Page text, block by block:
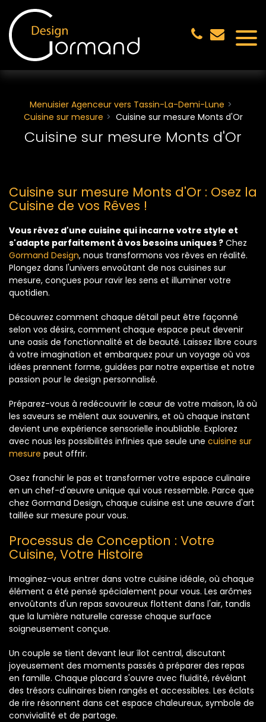
Menuisier Agenceur vers Tassin-La-Demi-Lune
Cuisine sur mesure
Cuisine sur mesure Monts d'Or
Cuisine sur mesure Monts d'Or
Cuisine sur mesure Monts d'Or : Osez la
Cuisine de vos Rêves !
Vous rêvez d'une cuisine qui incarne votre style et
s'adapte parfaitement à vos besoins uniques ? Chez
Gormand Design, nous transformons vos rêves en réalité.
Plongez dans l'univers envoûtant de nos cuisines sur
mesure, conçues pour ravir les sens et illuminer votre
quotidien.
Découvrez comment chaque détail peut être façonné
selon vos désirs, comment chaque espace peut devenir
une oasis de fonctionnalité et de beauté. Laissez libre cours
à votre imagination et embarquez pour un voyage où vos
idées prennent forme, guidées par notre expertise et notre
passion pour le design personnalisé.
Préparez-vous à redécouvrir le cœur de votre maison, là où
les saveurs se mêlent aux souvenirs, et où chaque instant
devient une expérience sensorielle inoubliable. Explorez
avec nous les possibilités infinies que seule une cuisine sur
mesure peut offrir.
Osez franchir le pas et transformer votre espace culinaire
en un chef-d'œuvre unique qui vous ressemble. Parce que
chez Gormand Design, chaque cuisine est une œuvre d'art
taillée sur mesure pour vous.
Processus de Conception : Votre
Cuisine, Votre Histoire
Imaginez-vous entrer dans votre cuisine idéale, où chaque
élément a été pensé spécialement pour vous. Les arômes
envoûtants d'un repas savoureux flottent dans l'air, tandis
que la lumière naturelle caresse chaque surface
soigneusement conçue.
Un couple se tient devant leur îlot central, discutant
joyeusement des moments passés à préparer des repas
en famille. Chaque placard s'ouvre avec fluidité, révélant
des trésors culinaires bien rangés et accessibles. Les éclats
de rire résonnent dans cet espace chaleureux, symbole de
convivialité et de partage.
Panneau de gestion des cookies